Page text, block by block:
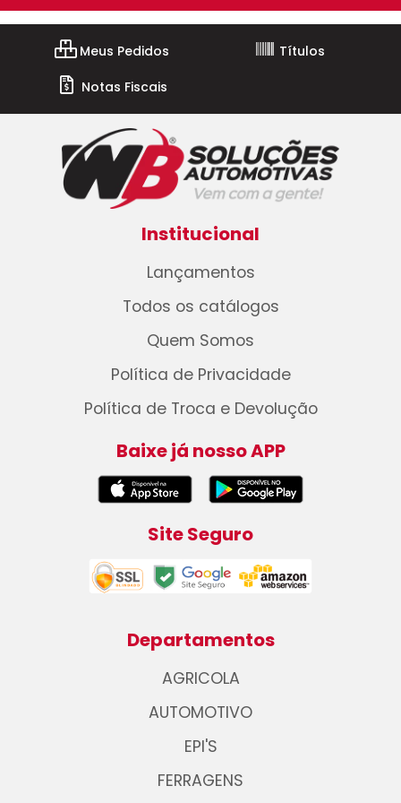
Meus Pedidos
Títulos
Notas Fiscais
Institucional
Lançamentos
Todos os catálogos
Quem Somos
Política de Privacidade
Política de Troca e Devolução
Baixe já nosso APP
Site Seguro
Departamentos
AGRICOLA
AUTOMOTIVO
EPI'S
FERRAGENS